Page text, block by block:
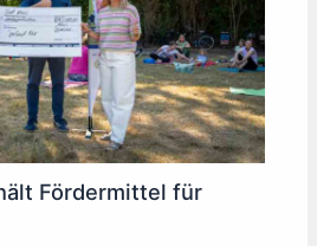
Fördermittel für